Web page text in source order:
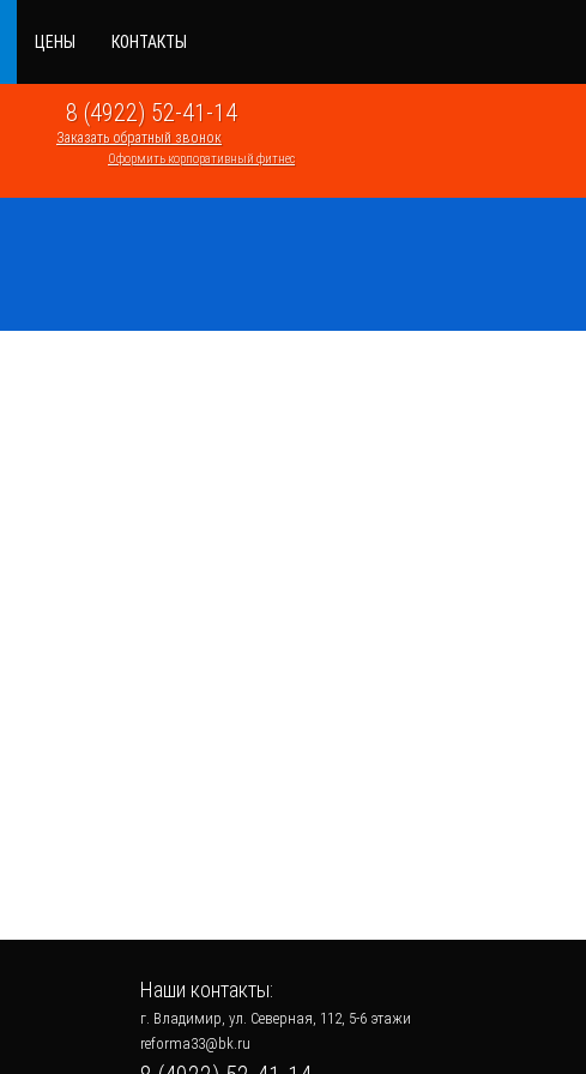
ЦЕНЫ КОНТАКТЫ
8 (4922) 52-41-14
Заказать обратный звонок
Оформить корпоративный фитнес
Наши контакты:
г. Владимир, ул. Северная, 112, 5-6 этажи
reforma33@bk.ru